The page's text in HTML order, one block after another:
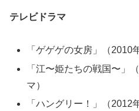
テレビドラマ
「ゲゲゲの女房」（2010
「江〜姫たちの戦国〜」
マ）
「ハングリー！」（2012